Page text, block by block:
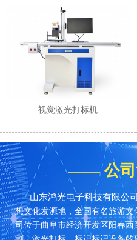
视觉激光打标机
—— 公
山东鸿光电子科技有限公司
想文化发源地，全国有名旅游
司位于曲阜市经济开发区阳春